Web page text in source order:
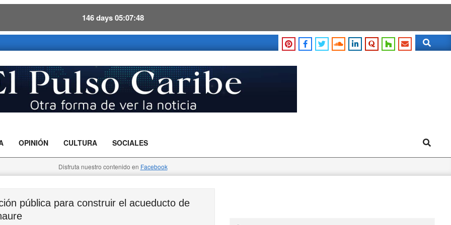
146 days 05 07 47
Search
OPINIÓN CULTURA SOCIALES Search
Disfruta nuestro contenido en Facebook
pública para construir el acueducto de